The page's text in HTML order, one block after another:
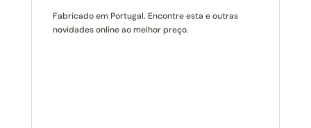
Fabricado em Portugal. Encontre esta e outras
novidades online ao melhor preço.